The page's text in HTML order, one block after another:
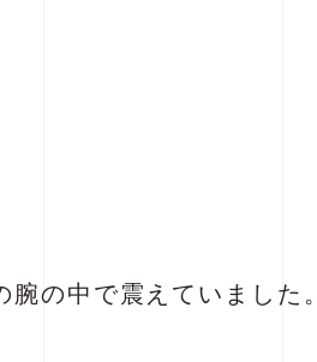
腕の中で震えていました